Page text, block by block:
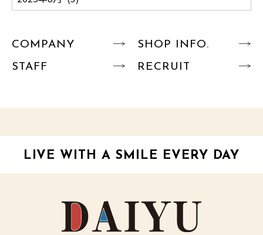
COMPANY
SHOP INFO.
STAFF
RECRUIT
LIVE WITH A SMILE EVERY DAY